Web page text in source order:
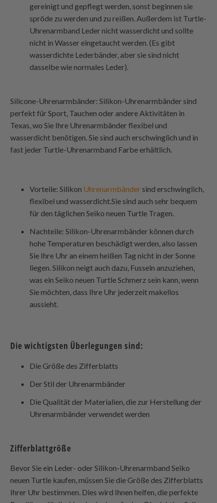
gereinigt und gepflegt werden, sonst beginnen sie
spröde zu werden und zu reißen. Außerdem ist Turtle-
Uhrenarmband Leder nicht wasserdicht und sollte
nicht in Wasser eingetaucht werden. (Es gibt
wasserdichte Lederbänder, aber sie sind nicht
dasselbe wie normales Leder).
Silicone-Uhrenarmbänder: Silikon-Uhrenarmbänder sind
perfekt für Sport, Tauchen oder andere Aktivitäten in
Texas, wo Sie Ihre Uhrenarmbänder flexibel und
wasserdicht benötigen. Sie sind auch erschwinglich und in
fast jeder Turtle-Uhrenarmband Farbe erhältlich.
Vorteile: Silikon Uhrenarmbänder sind erschwinglich,
flexibel und wasserdicht.Sie sind auch sehr bequem
für den täglichenSeiko neuen Turtle Tragen.
Nachteile: Silikon-Uhrenarmbänder können durch
hohe Temperaturen beschädigt werden, also lassen
Sie Ihre Uhr an einem heißen Tag nicht in der Sonne
liegen. Silikon neigt auch dazu, Fusseln anzuziehen,
was einSeiko neuen TurtleSchmerz sein kann, wenn
Sie möchten, dass Ihre Uhr jederzeit makellos
aussieht.
Die wichtigsten Überlegungen sind:
Die Größe des Zifferblatts
Der Stil der Uhrenarmbänder
Die Qualität der Materialien, die zur Herstellung der
Uhrenarmbänder verwendet werden
Zifferblattgröße
Bevor Sie ein Leder- oder Silikon-UhrenarmbandSeiko
neuen Turtle kaufen, müssen Sie die Größe des Zifferblatts
Ihrer Uhr bestimmen. Dies wird Ihnen helfen, die perfekte